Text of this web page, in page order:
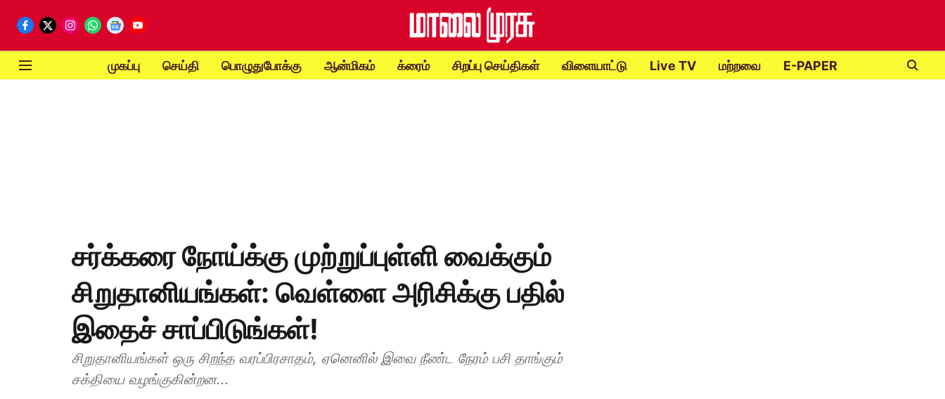
முகப்பு செய்தி பொழுதுபோக்கு ஆன்மிகம் க்ரைம் சிறப்பு செய்திகள் விளையாட்டு Live TV மற்றவை E-PAPER
சர்க்கரை நோய்க்கு முற்றுப்புள்ளி வைக்கும்
சிறுதானியங்கள்: வெள்ளை அரிசிக்கு பதில்
இதைச் சாப்பிடுங்கள்!
சிறுதானியங்கள் ஒரு சிறந்த வரப்பிரசாதம், ஏனெனில் இவை நீண்ட நேரம் பசி தாங்கும்
சக்தியை வழங்குகின்றன...